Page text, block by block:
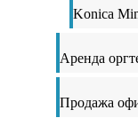
Konica
Аренда
Продажа